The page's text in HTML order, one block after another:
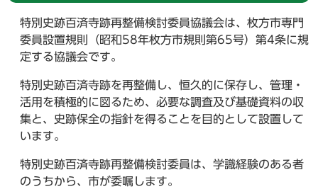
特別史跡百済寺跡再整備検討委員協議会は、枚方市専門
委員設置規則（昭和58年枚方市規則第65号）第4条に規
定する協議会です。
特別史跡百済寺跡を再整備し、恒久的に保存し、管理・
活用を積極的に図るため、必要な調査及び基礎資料の収
集と、史跡保全の指針を得ることを目的として設置して
います。
特別史跡百済寺跡再整備検討委員は、学識経験のある者
のうちから、市が委嘱します。